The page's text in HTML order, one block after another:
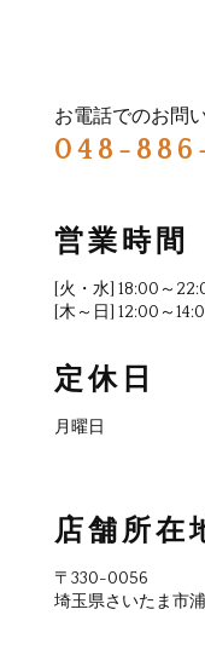
お電話でのお問
048-
営業時間
[火・水] 18:00～
[木～日] 12:00～
定休日
月曜日
店舗所在
〒330-0056
埼玉県さいたま市